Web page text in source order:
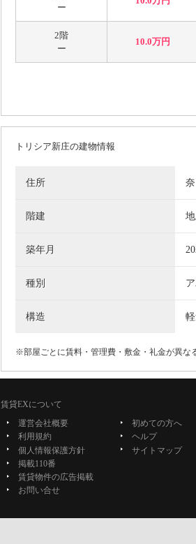
ー
2階
ー
10.0万円
トリシア新庄の建物情報
住所
階建
築年月
種別
構造
※部屋ごとに賃料・管理費・敷金・礼金が異な
賃貸EXについて
運営会社概要
利用規約
個人情報保護方針
掲載110番
賃貸物件の広告掲載
お問い合せ
初めての方へ
ヘルプ
サイトマップ